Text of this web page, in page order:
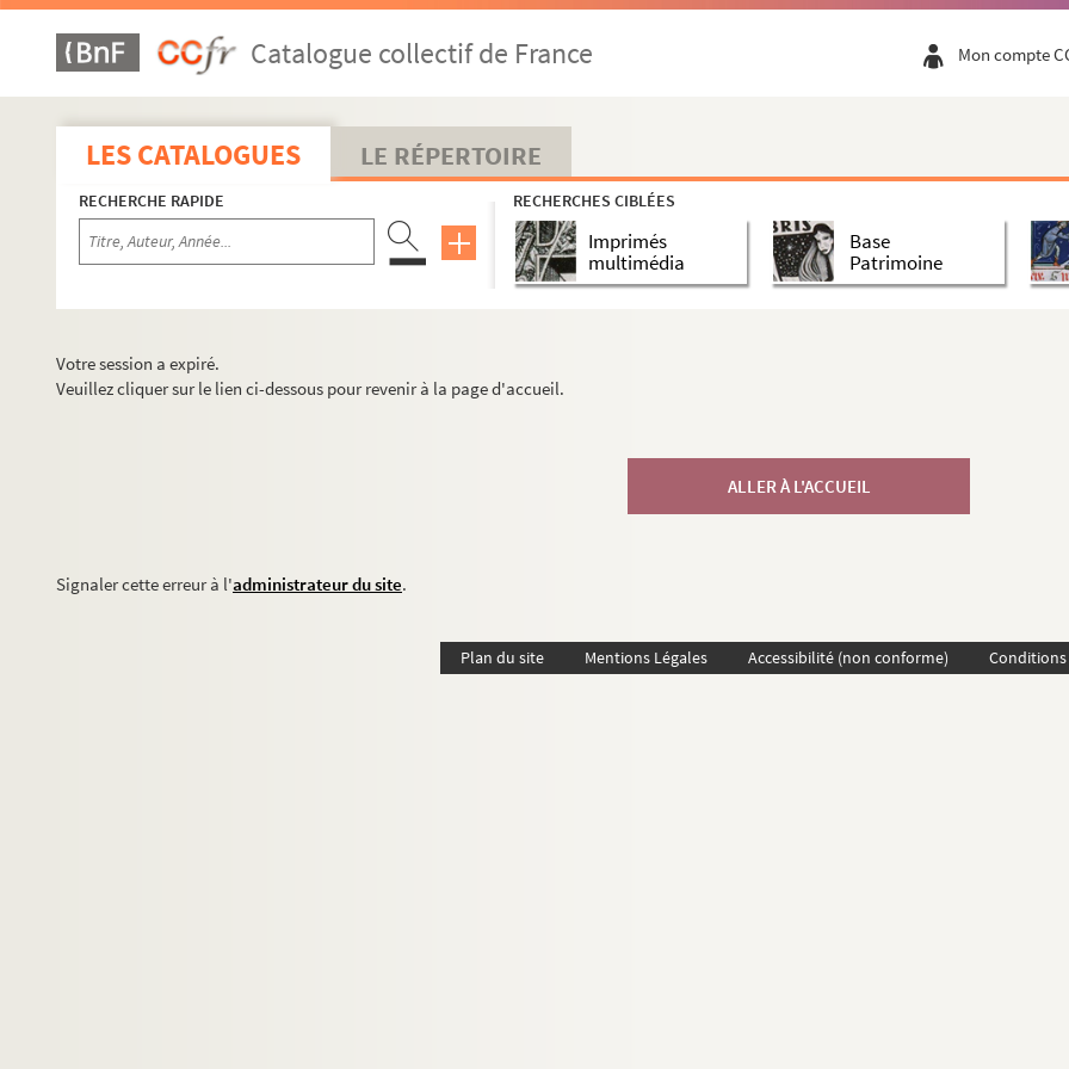
Catalogue collectif de France Mon compte
LES CATALOGUES LE RÉPERTOIRE
RECHERCHE RAPIDE RECHERCHES CIBLÉES
Imprimés
multimédia
Base
Patrimoine
Votre session a expiré.
Veuillez cliquer sur le lien ci-dessous pour revenir à la page d'accueil.
ALLER À L'ACCUEIL
Signaler cette erreur à l'administrateur du site.
Plan du site Mentions Légales Accessibilité (non conforme)